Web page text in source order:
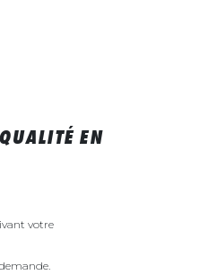
EN
votre